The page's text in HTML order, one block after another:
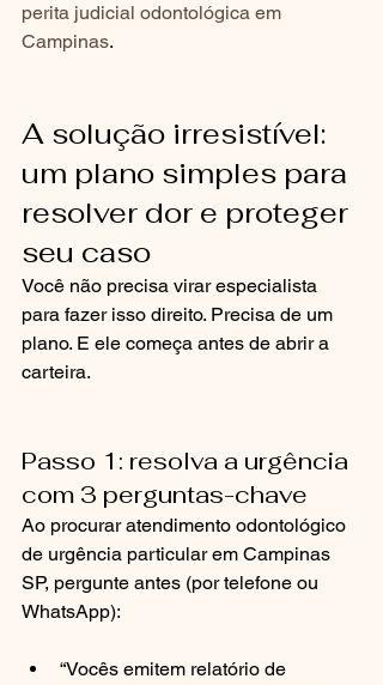
perita judicial odontológica em
Campinas.
A solução irresistível:
um plano simples para
resolver dor e proteger
seu caso
Você não precisa virar especialista
para fazer isso direito. Precisa de um
plano. E ele começa antes de abrir a
carteira.
Passo 1: resolva a urgência
com 3 perguntas-chave
Ao procurar atendimento odontológico
de urgência particular em Campinas
SP, pergunte antes (por telefone ou
WhatsApp):
“Vocês emitem relatório de